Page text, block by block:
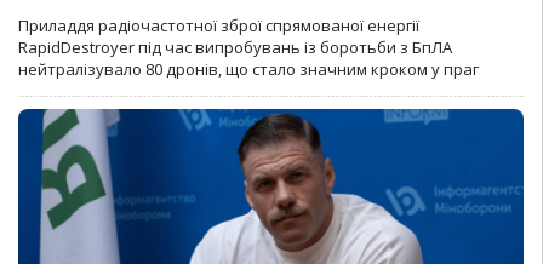
Приладдя радіочастотної зброї спрямованої енергії
RapidDestroyer під час випробувань із боротьби з БпЛА
нейтралізувало 80 дронів, що стало значним кроком у праг